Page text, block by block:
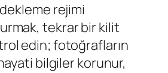
rejimi
tekrar bir kilit
edin; fotoğrafların
bilgiler korunur,